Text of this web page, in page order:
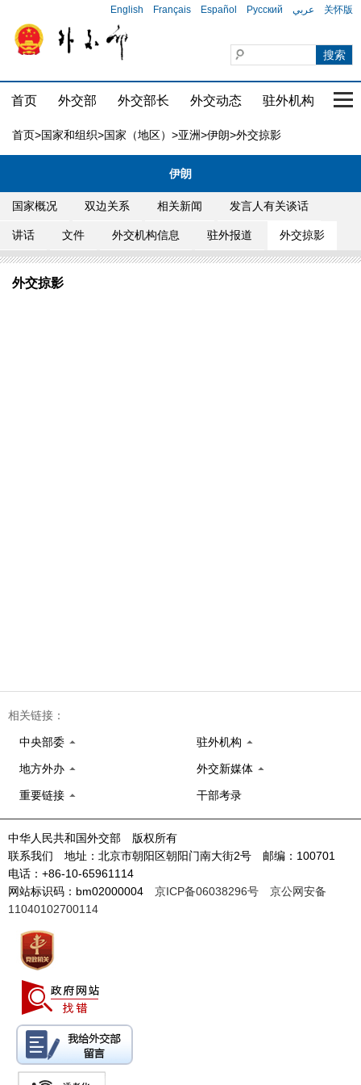
English Français Español Русский عربي 关怀版
首页 外交部 外交部长 外交动态 驻外机构 国
首页>国家和组织>国家（地区） >亚洲>伊朗>外交掠影
伊朗
国家概况 双边关系 相关新闻 发言人有关谈话
讲话 文件 外交机构信息 驻外报道 外交掠影
外交掠影
相关链接：
中央部委 驻外机构
地方外办 外交新媒体
重要链接 干部考录
中华人民共和国外交部 版权所有
联系我们 地址：北京市朝阳区朝阳门南大街2号 邮编：100701
电话：+86-10-65961114
网站标识码：bm02000004 京ICP备06038296号
京公网安备
11040102700114